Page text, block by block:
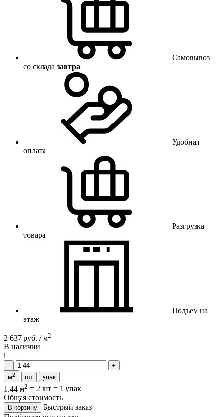
Самовывоз
со склада завтра
Удобная
оплата
Разгрузка
товара
Подъем на
этаж
2 637 руб. / м2
В наличии
i
м2 шт упак
1.44 м2 = 2 шт = 1 упак
Общая стоимость
В корзину
Быстрый заказ